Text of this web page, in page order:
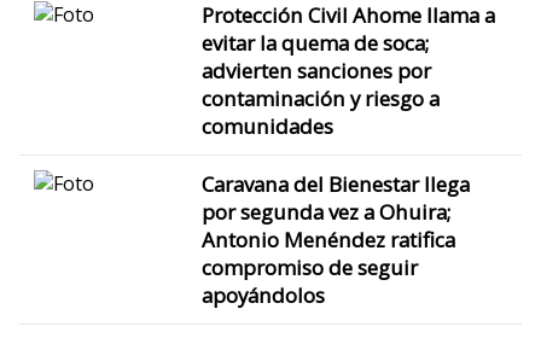
Protección Civil Ahome llama a
evitar la quema de soca;
advierten sanciones por
contaminación y riesgo a
comunidades
Caravana del Bienestar llega
por segunda vez a Ohuira;
Antonio Menéndez ratifica
compromiso de seguir
apoyándolos